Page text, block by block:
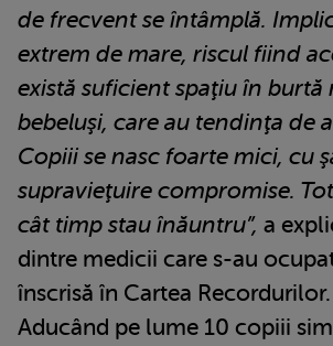
de frecvent se întâmplă.
extrem de mare, riscul fiind
există suficient spaţiu în
bebeluşi, care au tendinţa de
Copiii se nasc foarte mici, cu
supravieţuire compromise.
cât timp stau înăuntru”, a
dintre medicii care s-au
înscrisă în Cartea Recordurilor.
Aducând pe lume 10 copiii